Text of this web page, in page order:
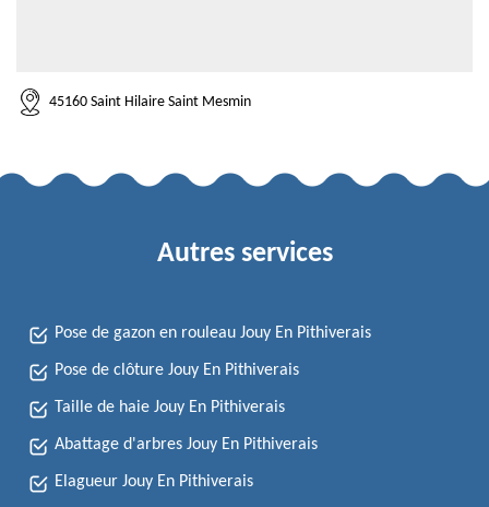
45160 Saint Hilaire Saint Mesmin
Autres services
Pose de gazon en rouleau Jouy En Pithiverais
Pose de clôture Jouy En Pithiverais
Taille de haie Jouy En Pithiverais
Abattage d'arbres Jouy En Pithiverais
Elagueur Jouy En Pithiverais